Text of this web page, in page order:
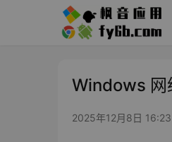
Windows 网
2025年12月8日 16:23